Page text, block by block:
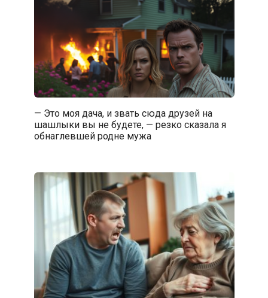
— Это моя дача, и звать сюда друзей на
шашлыки вы не будете, — резко сказала я
обнаглевшей родне мужа